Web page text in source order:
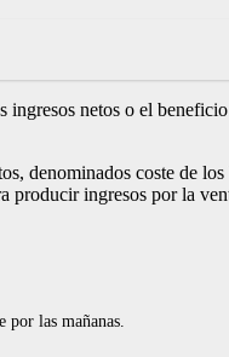
netos o el
denominados coste de
producir ingresos por la
las mañanas.